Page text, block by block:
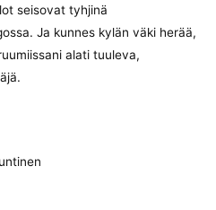
seisovat tyhjinä
Ja kunnes kylän väki herää,
alati tuuleva,